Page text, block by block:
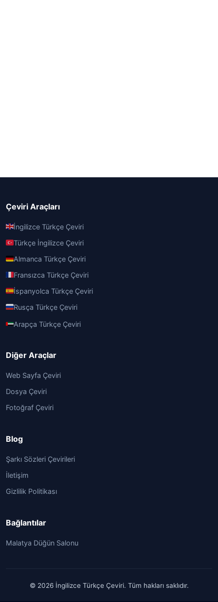
Çeviri Araçları
İngilizce Türkçe Çeviri
Türkçe İngilizce Çeviri
Almanca Türkçe Çeviri
Fransızca Türkçe Çeviri
İspanyolca Türkçe Çeviri
Rusça Türkçe Çeviri
Arapça Türkçe Çeviri
Diğer Araçlar
Web Sayfa Çeviri
Dosya Çeviri
Fotoğraf Çeviri
Blog
Şarkı Sözleri Çevirileri
İletişim
Gizlilik Politikası
Bağlantılar
Malatya Düğün Salonu
© 2026 İngilizce Türkçe Çeviri. Tüm hakları saklıdır.